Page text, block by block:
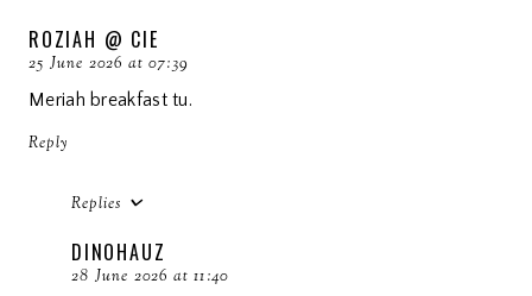
ROZIAH @ CIE
25 June 2026 at 07:39
Meriah breakfast tu.
Reply
Replies
DINOHAUZ
28 June 2026 at 11:40